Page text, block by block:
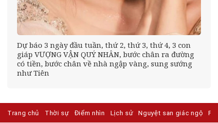
Dự báo 3 ngày đầu tuần, thứ 2, thứ 3, thứ 4, 3 con
giáp VƯỢNG VẬN QUÝ NHÂN, bước chân ra đường
có tiền, bước chân về nhà ngập vàng, sung sướng
như Tiên
Trang chủ Thời sự Điểm nhìn Lịch sử Nguyệt san giác ngộ